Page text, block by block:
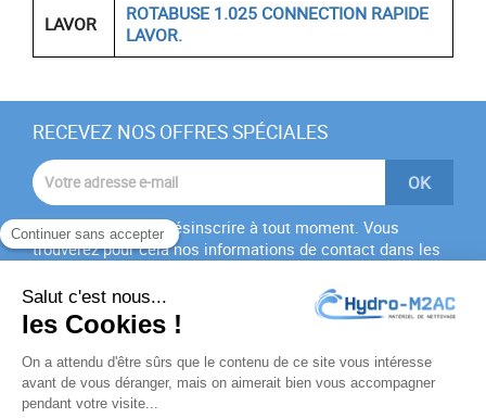
LAVOR
ROTABUSE 1.025 CONNECTION RAPIDE
LAVOR.
RECEVEZ NOS OFFRES SPÉCIALES
Vous pouvez vous désinscrire à tout moment. Vous
trouverez pour cela nos informations de contact dans les
J'accepte lesconditions générales
politique de
confidentialité